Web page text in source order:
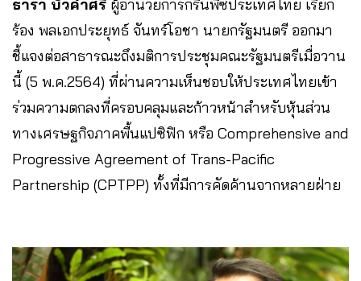
ธารา บัวคำศรี ผู้อำนวยการกรีนพีซประเทศไทย เรียก
ร้อง พลเอกประยุทธ์ จันทร์โอชา นายกรัฐมนตรี ออกมา
ชี้แจงต่อสาธารณะถึงมติการประชุมคณะรัฐมนตรีเมื่อวาน
นี้ (5 พ.ค.2564) ที่ผ่านความเห็นชอบให้ประเทศไทยเข้า
ร่วมความตกลงที่ครอบคลุมและก้าวหน้าสำหรับหุ้นส่วน
ทางเศรษฐกิจภาคพื้นแปซิฟิก หรือ Comprehensive and
Progressive Agreement of Trans-Pacific
Partnership (CPTPP) ทั้งที่มีการคัดค้านจากหลายฝ่าย